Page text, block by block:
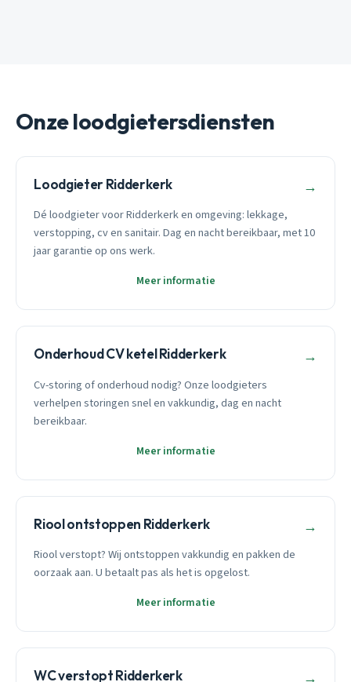
Onze loodgietersdiensten
Loodgieter Ridderkerk →
Dé loodgieter voor Ridderkerk en omgeving: lekkage,
verstopping, cv en sanitair. Dag en nacht bereikbaar, met 10
jaar garantie op ons werk.
Meer informatie
Onderhoud CV ketel Ridderkerk →
Cv-storing of onderhoud nodig? Onze loodgieters
verhelpen storingen snel en vakkundig, dag en nacht
bereikbaar.
Meer informatie
Riool ontstoppen Ridderkerk →
Riool verstopt? Wij ontstoppen vakkundig en pakken de
oorzaak aan. U betaalt pas als het is opgelost.
Meer informatie
WC verstopt Ridderkerk